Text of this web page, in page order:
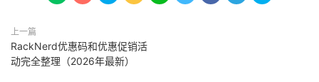
上一篇
RackNerd优惠码和优惠促销活
动完全整理（2026年最新）